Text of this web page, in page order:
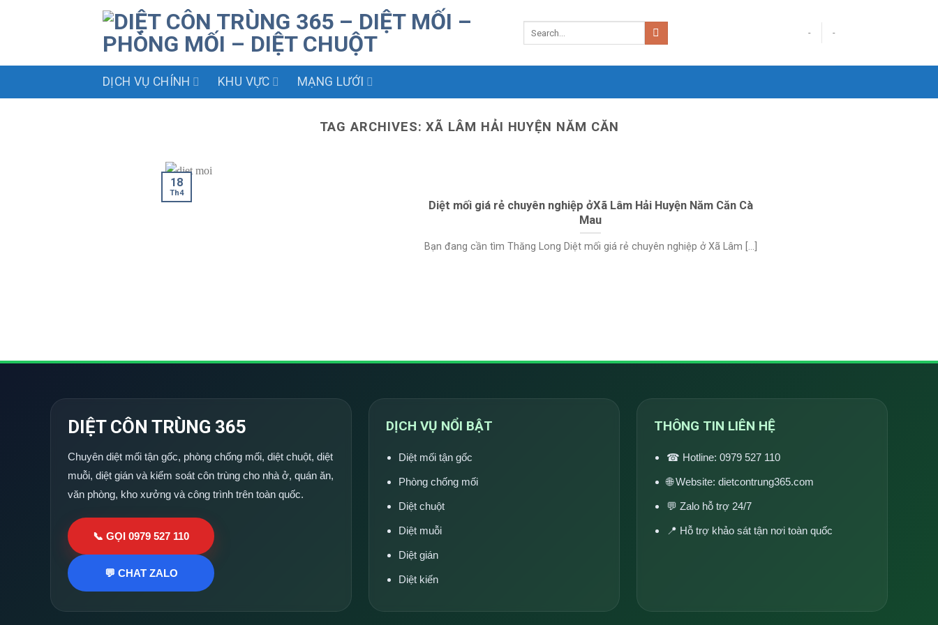
- -
DỊCH VỤ CHÍNH KHU VỰC MẠNG LƯỚI
TAG ARCHIVES:XÃ LÂM HẢI HUYỆN NĂM CĂN
Diệt mối giá rẻ chuyên nghiệp ởXã Lâm Hải Huyện Năm Căn Cà
Mau
Bạn đang cần tìm Thăng Long Diệt mối giá rẻ chuyên nghiệp ở Xã Lâm [...]
18
Th4
DIỆT CÔN TRÙNG 365
Chuyên diệt mối tận gốc, phòng chống mối, diệt chuột, diệt
muỗi, diệt gián và kiểm soát côn trùng cho nhà ở, quán ăn,
văn phòng, kho xưởng và công trình trên toàn quốc.
📞 GỌI 0979 527 110
💬 CHAT ZALO
DỊCH VỤ NỔI BẬT
Diệt mối tận gốc
Phòng chống mối
Diệt chuột
Diệt muỗi
Diệt gián
Diệt kiến
THÔNG TIN LIÊN HỆ
☎ Hotline: 0979 527 110
🌐 Website: dietcontrung365.com
💬 Zalo hỗ trợ 24/7
📍 Hỗ trợ khảo sát tận nơi toàn quốc